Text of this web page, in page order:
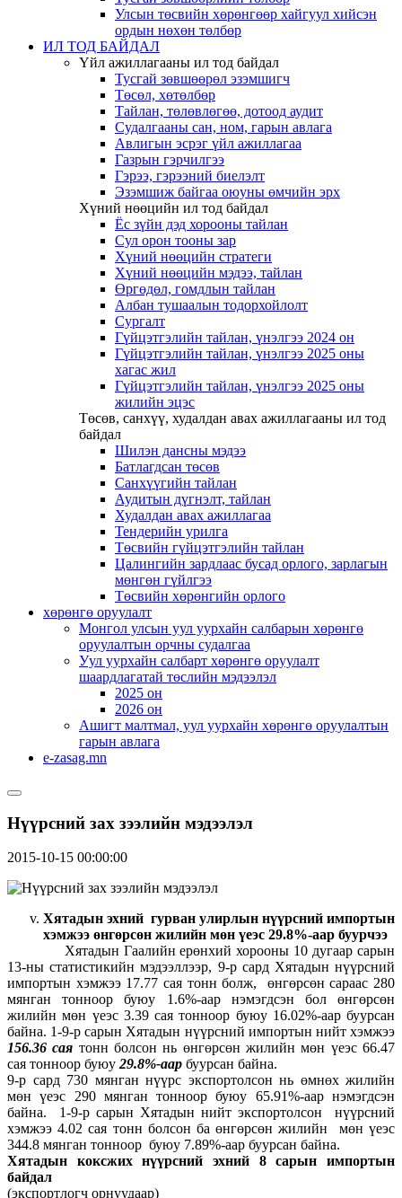
Улсын төсвийн хөрөнгөөр хайгуул хийсэн
ордын нөхөн төлбөр
ИЛ ТОД БАЙДАЛ
Үйл ажиллагааны ил тод байдал
Тусгай зөвшөөрөл эзэмшигч
Төсөл, хөтөлбөр
Тайлан, төлөвлөгөө, дотоод аудит
Судалгааны сан, ном, гарын авлага
Авлигын эсрэг үйл ажиллагаа
Газрын гэрчилгээ
Гэрээ, гэрээний биелэлт
Эзэмшиж байгаа оюуны өмчийн эрх
Хүний нөөцийн ил тод байдал
Ёс зүйн дэд хорооны тайлан
Сул орон тооны зар
Хүний нөөцийн стратеги
Хүний нөөцийн мэдээ, тайлан
Өргөдөл, гомдлын тайлан
Албан тушаалын тодорхойлолт
Сургалт
Гүйцэтгэлийн тайлан, үнэлгээ 2024 он
Гүйцэтгэлийн тайлан, үнэлгээ 2025 оны
хагас жил
Гүйцэтгэлийн тайлан, үнэлгээ 2025 оны
жилийн эцэс
Төсөв, санхүү, худалдан авах ажиллагааны ил тод
байдал
Шилэн дансны мэдээ
Батлагдсан төсөв
Санхүүгийн тайлан
Аудитын дүгнэлт, тайлан
Худалдан авах ажиллагаа
Тендерийн урилга
Төсвийн гүйцэтгэлийн тайлан
Цалингийн зардлаас бусад орлого, зарлагын
мөнгөн гүйлгээ
Төсвийн хөрөнгийн орлого
хөрөнгө оруулалт
Монгол улсын уул уурхайн салбарын хөрөнгө
оруулалтын орчны судалгаа
Уул уурхайн салбарт хөрөнгө оруулалт
шаардлагатай төслийн мэдээлэл
2025 он
2026 он
Ашигт малтмал, уул уурхайн хөрөнгө оруулалтын
гарын авлага
e-zasag.mn
Нүүрсний зах зээлийн мэдээлэл
2015-10-15 00:00:00
Хятадын эхний гурван улирлын нүүрсний импортын
хэмжээ өнгөрсөн жилийн мөн үеэс 29.8%-аар буурчээ
Хятадын Гаалийн ерөнхий хорооны 10 дугаар сарын
13-ны статистикийн мэдээллээр, 9-р сард Хятадын нүүрсний
импортын хэмжээ 17.77 сая тонн болж, өнгөрсөн сараас 280
мянган тонноор буюу 1.6%-аар нэмэгдсэн бол өнгөрсөн
жилийн мөн үеэс 3.39 сая тонноор буюу 16.02%-аар буурсан
байна. 1-9-р сарын Хятадын нүүрсний импортын нийт хэмжээ
156.36 сая тонн болсон нь өнгөрсөн жилийн мөн үеэс 66.47
сая тонноор буюу29.8%-аар буурсан байна.
9-р сард 730 мянган нүүрс экспортолсон нь өмнөх жилийн
мөн үеэс 290 мянган тонноор буюу 65.91%-аар нэмэгдсэн
байна. 1-9-р сарын Хятадын нийт экспортолсон нүүрсний
хэмжээ 4.02 сая тонн болсон ба өнгөрсөн жилийн мөн үеэс
344.8 мянган тонноор буюу 7.89%-аар буурсан байна.
Хятадын коксжих нүүрсний эхний 8 сарын импортын
байдал
(экспортлогч орнуудаар)